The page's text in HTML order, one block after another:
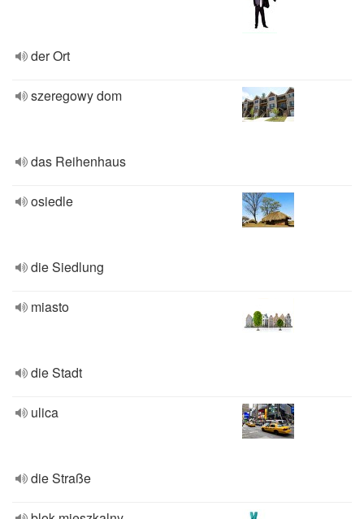
der Ort
szeregowy dom
das Reihenhaus
osiedle
die Siedlung
miasto
die Stadt
ulica
die Straße